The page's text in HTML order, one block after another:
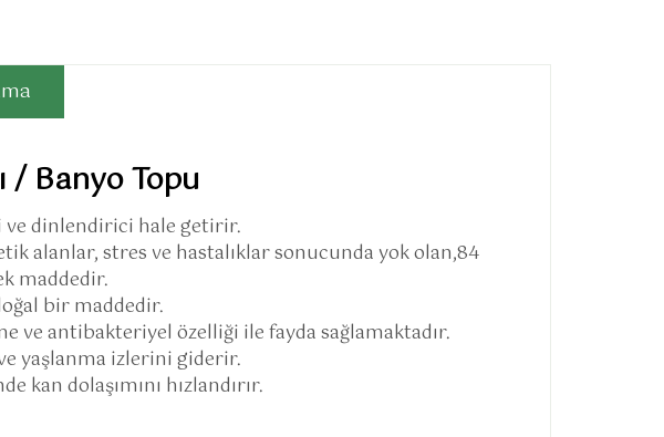
/ Banyo Topu
ve dinlendirici hale getirir.
alanlar, stres ve hastalıklar sonucunda yok olan,84
maddedir.
bir maddedir.
ve antibakteriyel özelliği ile fayda sağlamaktadır.
yaşlanma izlerini giderir.
dolaşımını hızlandırır.